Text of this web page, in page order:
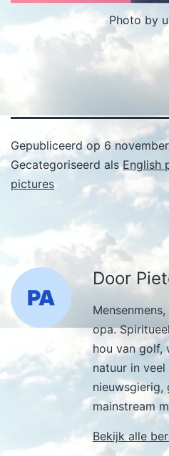
Photo by
Gepubliceerd op6
Gecategoriseerd alsEnglish
pictures
Door
opa.
hou van golf,
natuur in
nieuwsgierig,
mainstream
Bekijk alle